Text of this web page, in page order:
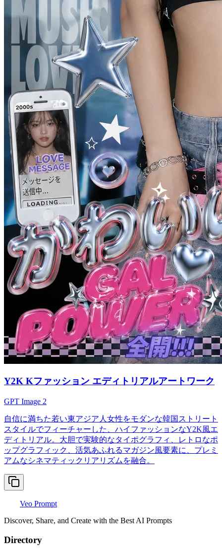
Y2K Kファッション エディトリアルアートワーク
GPT Image 2
自信に満ちた若い東アジア人女性をモダンな韓国ストリート
スタイルでフィーチャーした、ハイファッションなY2K風エ
ディトリアル。大胆で実験的なタイポグラフィ、レトロなポ
ップグラフィック、活気あふれるマガジン風要素に、プレミ
アムなシネマティックリアリズムを融合。
Veo Prompt
Discover, Share, and Create with the Best AI Prompts
Directory